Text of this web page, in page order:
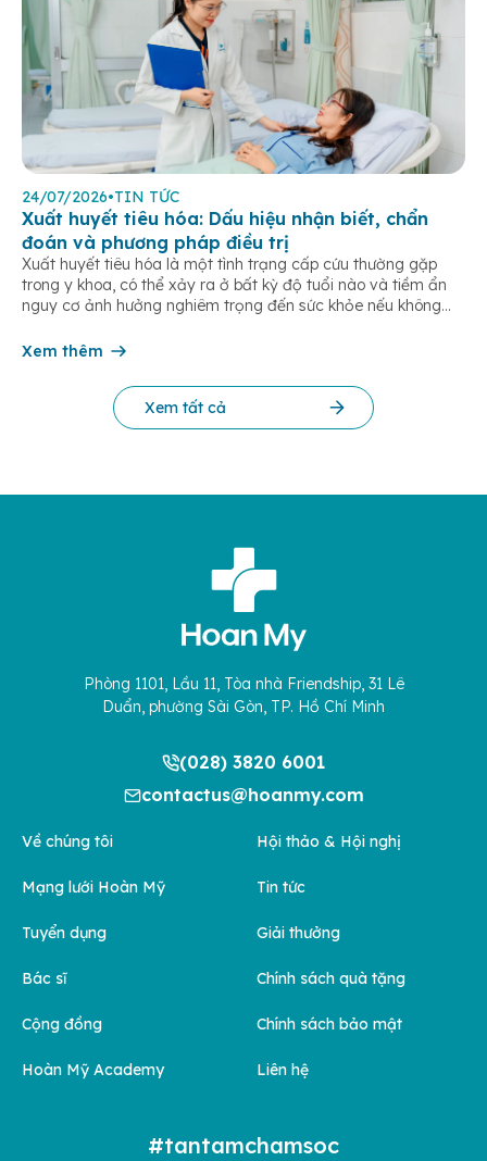
24/07/2026•TIN TỨC
Xuất huyết tiêu hóa: Dấu hiệu nhận biết, chẩn
đoán và phương pháp điều trị
Xuất huyết tiêu hóa là một tình trạng cấp cứu thường gặp
trong y khoa, có thể xảy ra ở bất kỳ độ tuổi nào và tiềm ẩn
nguy cơ ảnh hưởng nghiêm trọng đến sức khỏe nếu không
hiểu rõ […]
Xem thêm
Xem tất cả
Phòng 1101, Lầu 11, Tòa nhà Friendship, 31 Lê
Duẩn, phường Sài Gòn, TP. Hồ Chí Minh
(028) 3820 6001
contactus@hoanmy.com
Về chúng tôi
Mạng lưới Hoàn Mỹ
Tuyển dụng
Bác sĩ
Cộng đồng
Hoàn Mỹ Academy
Hội thảo & Hội nghị
Tin tức
Giải thưởng
Chính sách quà tặng
Chính sách bảo mật
Liên hệ
#tantamchamsoc